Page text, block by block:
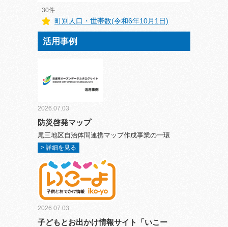
30件
町別人口・世帯数(令和6年10月1日)
活用事例
2026.07.03
防災啓発マップ
尾三地区自治体間連携マップ作成事業の一環
> 詳細を見る
2026.07.03
子どもとお出かけ情報サイト「いこー